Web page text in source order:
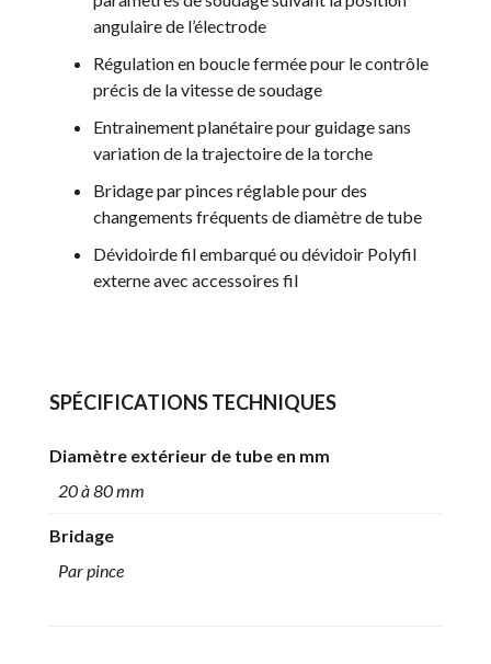
angulaire de l’électrode
Régulation en boucle fermée pour le contrôle
précis de la vitesse de soudage
Entrainement planétaire pour guidage sans
variation de la trajectoire de la torche
Bridage par pinces réglable pour des
changements fréquents de diamètre de tube
Dévidoirde fil embarqué ou dévidoir Polyfil
externe avec accessoires fil
SPÉCIFICATIONS TECHNIQUES
Diamètre extérieur de tube en mm
20 à 80 mm
Bridage
Par pince